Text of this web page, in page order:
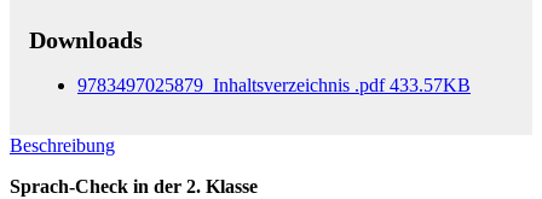
Downloads
9783497025879_Inhaltsverzeichnis .pdf 433.57KB
Beschreibung
Sprach-Check in der 2. Klasse